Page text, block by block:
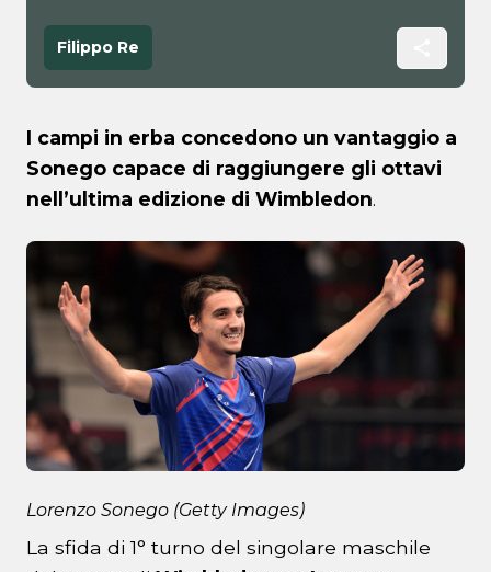
Filippo Re
I campi in erba concedono un vantaggio a
Sonego capace di raggiungere gli ottavi
nell’ultima edizione di Wimbledon.
Lorenzo Sonego (Getty Images)
La sfida di 1° turno del singolare maschile